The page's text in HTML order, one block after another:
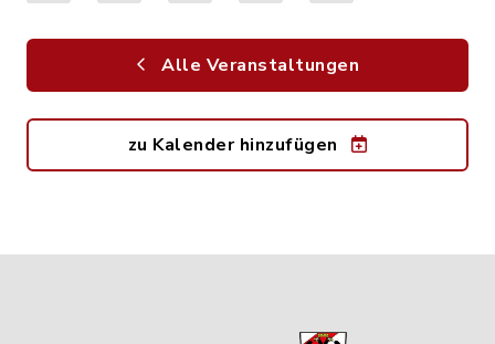
Alle Veranstaltungen
zu Kalender hinzufügen